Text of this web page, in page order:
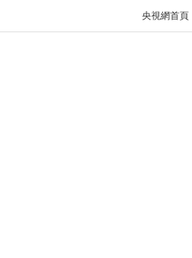
央視網首頁